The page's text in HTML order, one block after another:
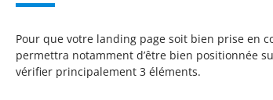
Pour que votre landing page soit bien prise en
permettra notamment d’être bien positionnée
vérifier principalement 3 éléments.